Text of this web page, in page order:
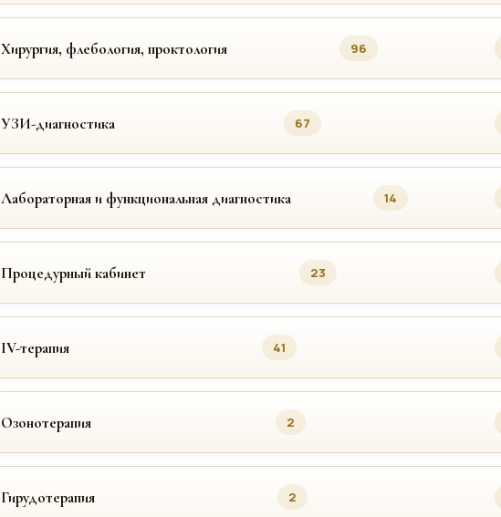
Хирургия, флебология, проктология 96
УЗИ-диагностика 67
Лабораторная и функциональная диагностика 14
Процедурный кабинет 23
IV-терапия 41
Озонотерапия 2
Гирудотерапия 2